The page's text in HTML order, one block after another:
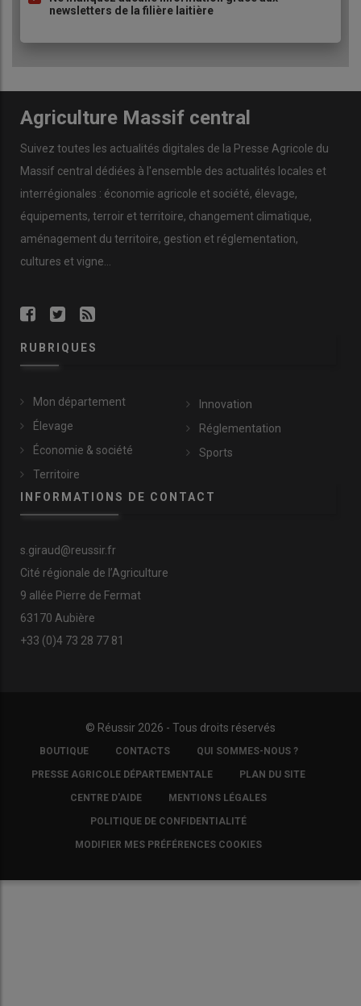
newsletters de la filière laitière
Agriculture Massif central
Suivez toutes les actualités digitales de la Presse Agricole du
Massif central dédiées à l'ensemble des actualités locales et
interrégionales : économie agricole et société, élevage,
équipements, terroir et territoire, changement climatique,
aménagement du territoire, gestion et réglementation,
cultures et vigne...
RUBRIQUES
Mon département
Élevage
Économie & société
Territoire
Innovation
Réglementation
Sports
INFORMATIONS DE CONTACT
s.giraud@reussir.fr
Cité régionale de l’Agriculture
9 allée Pierre de Fermat
63170 Aubière
+33 (0)4 73 28 77 81
© Réussir 2026 - Tous droits réservés
FOOTER
COPYRIGHT
BOUTIQUE CONTACTS QUI SOMMES-NOUS ?
PRESSE AGRICOLE DÉPARTEMENTALE PLAN DU SITE
CENTRE D'AIDE MENTIONS LÉGALES
POLITIQUE DE CONFIDENTIALITÉ
MODIFIER MES PRÉFÉRENCES COOKIES